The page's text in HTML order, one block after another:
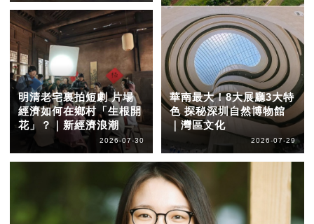
明清老宅裏拍短劇 片場
經濟如何在鄉村「生根開
花」？｜新經濟浪潮
2026-07-30
華南最大！8大展廳3大特
色 探秘深圳自然博物館
｜灣區文化
2026-07-29